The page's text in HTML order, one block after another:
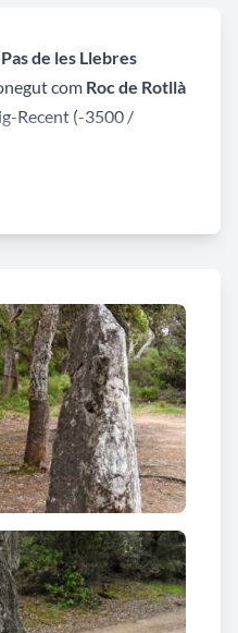
Pas de les Llebres
com Roc de Rotllà
Recent (-3500 /
que una noia jove
clar que aquesta
el menhir que des
com la Pedra del
que afirma que
i el Vallespir es van
construir en una sola
de la vila francesa
sota la
les primers llums del